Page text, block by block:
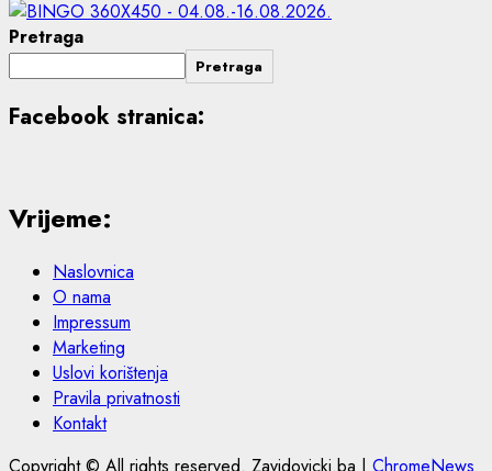
Pretraga
Pretraga
Facebook stranica:
Vrijeme:
Naslovnica
O nama
Impressum
Marketing
Uslovi korištenja
Pravila privatnosti
Kontakt
Copyright © All rights reserved. Zavidovicki.ba | ChromeNews